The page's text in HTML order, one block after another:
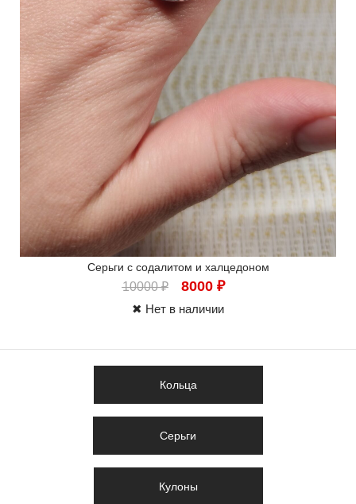
Серьги с содалитом и халцедоном
10000₽ 8000 ₽
✖ Нет в наличии
Кольца
Серьги
Кулоны